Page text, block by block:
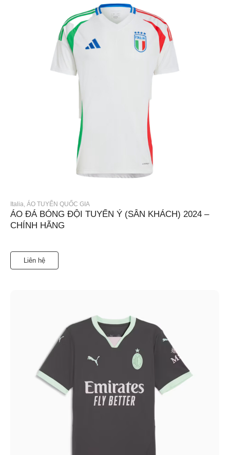
Italia, ÁO TUYỂN QUỐC GIA
ÁO ĐÁ BÓNG ĐỘI TUYỂN Ý (SÂN KHÁCH) 2024 –
CHÍNH HÃNG
Liên hệ